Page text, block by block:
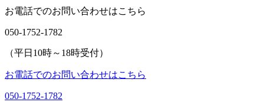
お電話でのお問い合わせはこちら
050-1752-1782
（平日10時～18時受付）
お電話でのお問い合わせはこちら
050-1752-1782